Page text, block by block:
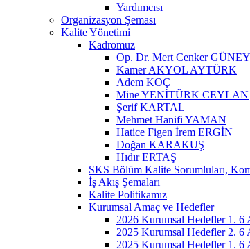
Yardımcısı
Organizasyon Şeması
Kalite Yönetimi
Kadromuz
Op. Dr. Mert Cenker GÜNEY
Kamer AKYOL AYTÜRK
Adem KOÇ
Mine YENİTÜRK CEYLAN
Şerif KARTAL
Mehmet Hanifi YAMAN
Hatice Figen İrem ERGİN
Doğan KARAKUŞ
Hıdır ERTAŞ
SKS Bölüm Kalite Sorumluları,
İş Akış Şemaları
Kalite Politikamız
Kurumsal Amaç ve Hedefler
2026 Kurumsal Hedefler 1. 6
2025 Kurumsal Hedefler 2. 6
2025 Kurumsal Hedefler 1. 6